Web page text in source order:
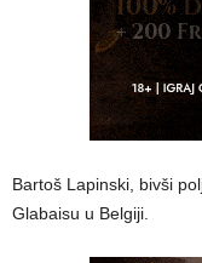
Bartoš Lapinski, bivši
Glabaisu u Belgiji.